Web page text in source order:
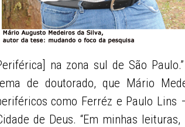
na zona sul de São
de doutorado, que Mário
como Ferréz e Paulo Lins
de Deus. “Em minhas